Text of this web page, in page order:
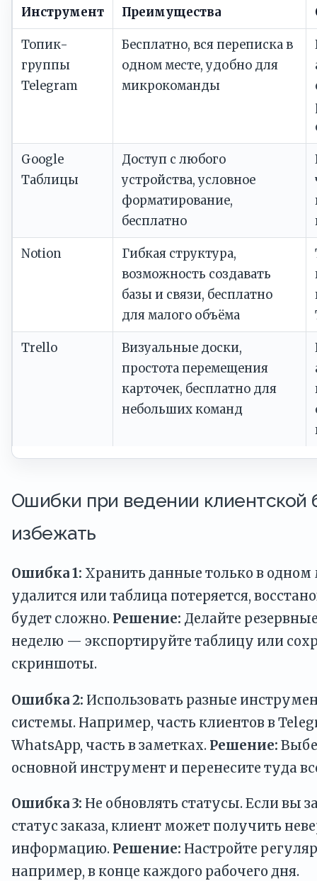
Инструмент Преимущества
Топик-
группы
Telegram
Бесплатно, вся переписка в
одном месте, удобно для
микрокоманды
Google
Таблицы
Доступ с любого
устройства, условное
форматирование,
бесплатно
Notion
Гибкая структура,
возможность создавать
базы и связи, бесплатно
для малого объёма
Trello
Визуальные доски,
простота перемещения
карточек, бесплатно для
небольших команд
Ошибки при ведении клиентской
избежать
Ошибка 1: Хранить данные только в одном
удалится или таблица потеряется,
будет сложно. Решение: Делайте
неделю — экспортируйте таблицу или
скриншоты.
Ошибка 2: Использовать разные
системы. Например, часть клиентов в
WhatsApp, часть в заметках. Решение:
основной инструмент и перенесите туда
Ошибка 3: Не обновлять статусы. Если вы
статус заказа, клиент может получить
информацию. Решение: Настройте
например, в конце каждого рабочего дня.